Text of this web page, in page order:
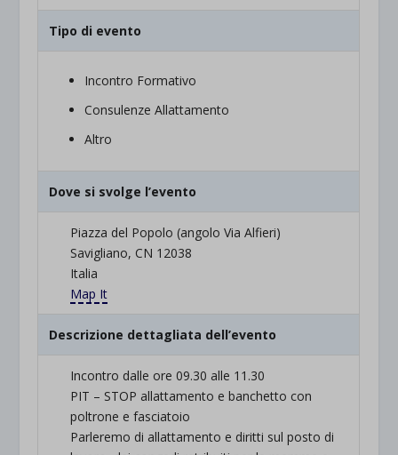
Tipo di evento
Incontro Formativo
Consulenze Allattamento
Altro
Dove si svolge l’evento
Piazza del Popolo (angolo Via Alfieri)
Savigliano, CN 12038
Italia
Map It
Descrizione dettagliata dell’evento
Incontro dalle ore 09.30 alle 11.30
PIT – STOP allattamento e banchetto con
poltrone e fasciatoio
Parleremo di allattamento e diritti sul posto di